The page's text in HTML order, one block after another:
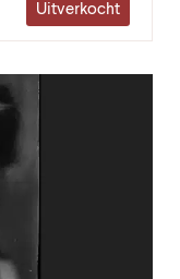
Uitverkocht